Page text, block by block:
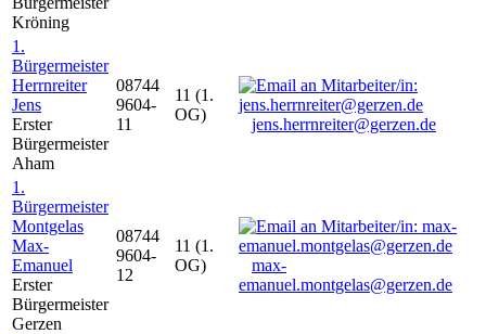
Kröning
1.
Bürgermeister
Herrnreiter
Jens
Erster
Bürgermeister
Aham
08744
9604-
11
11 (1.
OG)
jens.herrnreiter@gerzen.de
1.
Bürgermeister
Montgelas
Max-
Emanuel
Erster
Bürgermeister
Gerzen
08744
9604-
12
11 (1.
OG)
max-
emanuel.montgelas@gerzen.de